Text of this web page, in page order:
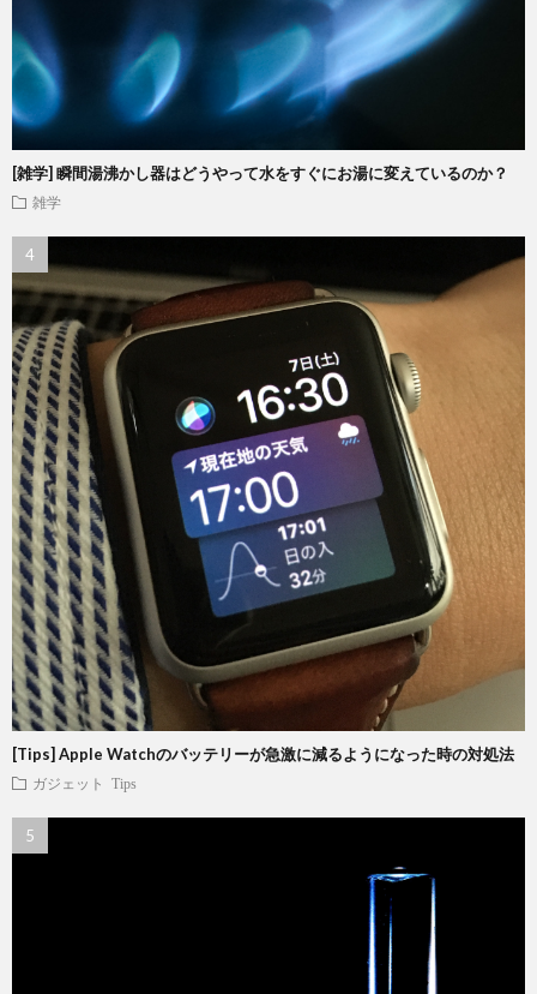
[雑学] 瞬間湯沸かし器はどうやって水をすぐにお湯に変えているのか？
雑学
[Tips] Apple Watchのバッテリーが急激に減るようになった時の対処法
ガジェット Tips